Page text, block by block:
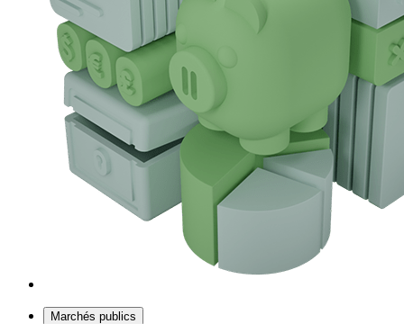
Marchés publics